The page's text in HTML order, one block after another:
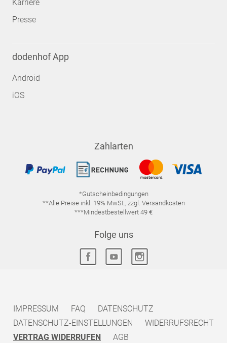
Karriere
Presse
dodenhof App
Android
iOS
Zahlarten
*Gutscheinbedingungen
**Alle Preise inkl. 19% MwSt., zzgl. Versandkosten
***Mindestbestellwert 49 €
Folge uns
IMPRESSUM FAQ
DATENSCHUTZ
DATENSCHUTZ-EINSTELLUNGEN
WIDERRUFSRECHT
VERTRAG WIDERRUFEN
AGB